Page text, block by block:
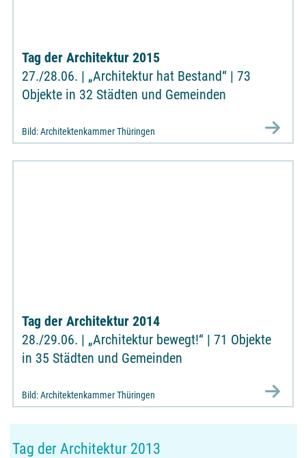
Tag der Architektur 2015
27./28.06. | „Architektur hat Bestand“ | 73
Objekte in 32 Städten und Gemeinden
Bild: Architektenkammer Thüringen
Tag der Architektur 2014
28./29.06. | „Architektur bewegt!“ | 71 Objekte
in 35 Städten und Gemeinden
Bild: Architektenkammer Thüringen
Tag der Architektur 2013